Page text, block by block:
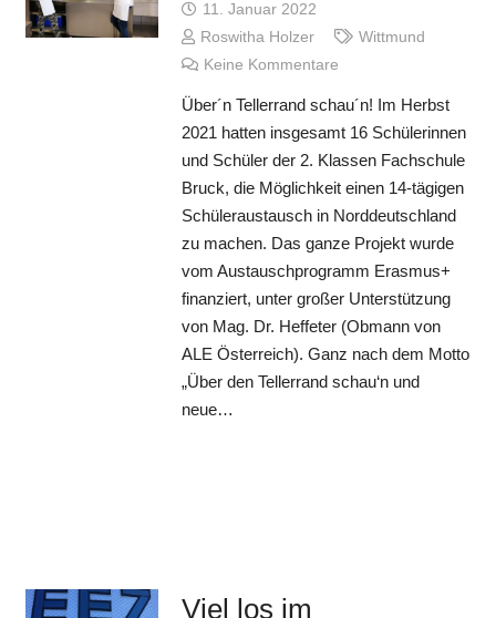
11. Januar 2022
Roswitha Holzer
Wittmund
Keine Kommentare
Über´n Tellerrand schau´n! Im Herbst
2021 hatten insgesamt 16 Schülerinnen
und Schüler der 2. Klassen Fachschule
Bruck, die Möglichkeit einen 14-tägigen
Schüleraustausch in Norddeutschland
zu machen. Das ganze Projekt wurde
vom Austauschprogramm Erasmus+
finanziert, unter großer Unterstützung
von Mag. Dr. Heffeter (Obmann von
ALE Österreich). Ganz nach dem Motto
„Über den Tellerrand schau‘n und
neue…
Viel los im